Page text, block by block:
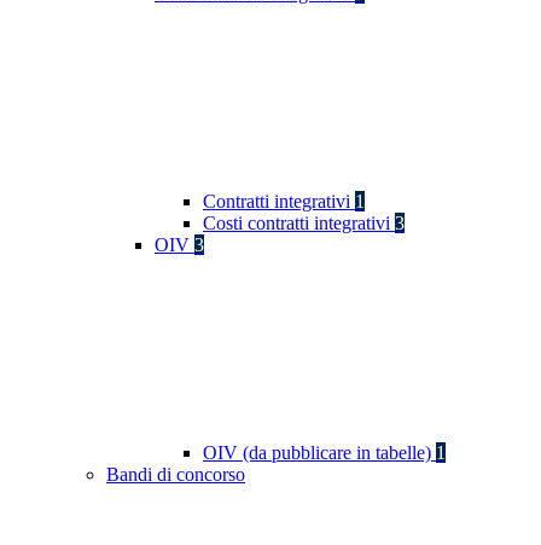
Contratti integrativi 1
Costi contratti integrativi 3
OIV 3
OIV (da pubblicare in tabelle) 1
Bandi di concorso